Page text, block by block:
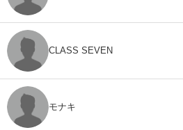
CLASS SEVEN
モナキ